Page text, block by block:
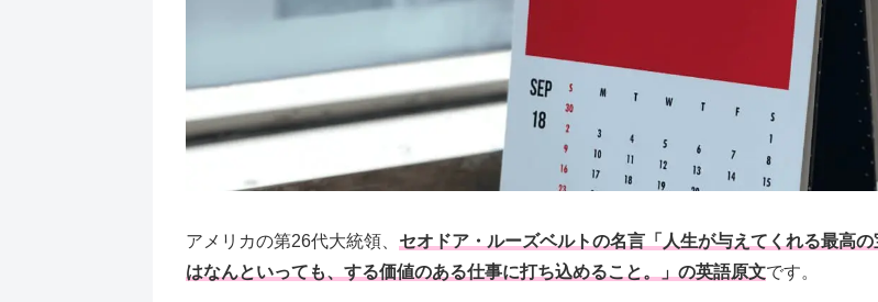
アメリカの第26代大統領、 セオドア・ルーズベルトの名言「人生が与えてくれる最高の
はなんといっても、する価値のある仕事に打ち込めること。」の英語原文です。